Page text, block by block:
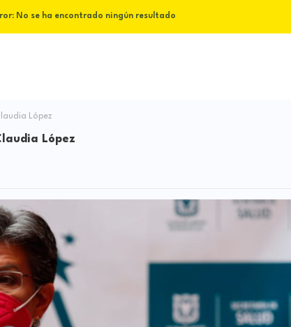
No se ha encontrado ningún resultado
López
López